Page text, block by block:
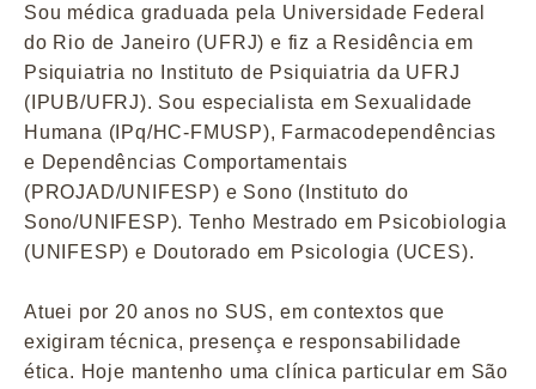
Sou médica graduada pela Universidade Federal
do Rio de Janeiro (UFRJ) e fiz a Residência em
Psiquiatria no Instituto de Psiquiatria da UFRJ
(IPUB/UFRJ). Sou especialista em Sexualidade
Humana (IPq/HC-FMUSP), Farmacodependências
e Dependências Comportamentais
(PROJAD/UNIFESP) e Sono (Instituto do
Sono/UNIFESP). Tenho Mestrado em Psicobiologia
(UNIFESP) e Doutorado em Psicologia (UCES).
Atuei por 20 anos no SUS, em contextos que
exigiram técnica, presença e responsabilidade
ética. Hoje mantenho uma clínica particular em São